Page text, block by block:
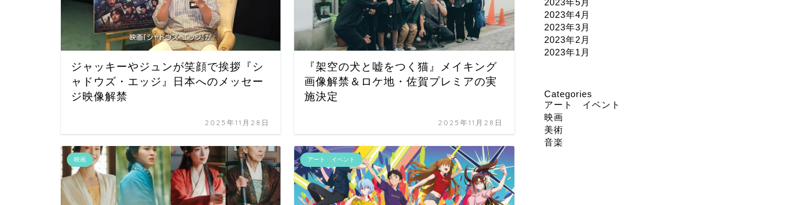
ジャッキーやジュンが笑顔で挨拶『シ
ャドウズ・エッジ』日本へのメッセー
ジ映像解禁
2025年11月28日
『架空の犬と嘘をつく猫』​メイキング
画像解禁＆ロケ地・佐賀プレミアの実
施決定
2025年11月28日
映画 アート イベント
2023年5月
2023年4月
2023年3月
2023年2月
2023年1月
Categories
アート イベント
映画
美術
音楽